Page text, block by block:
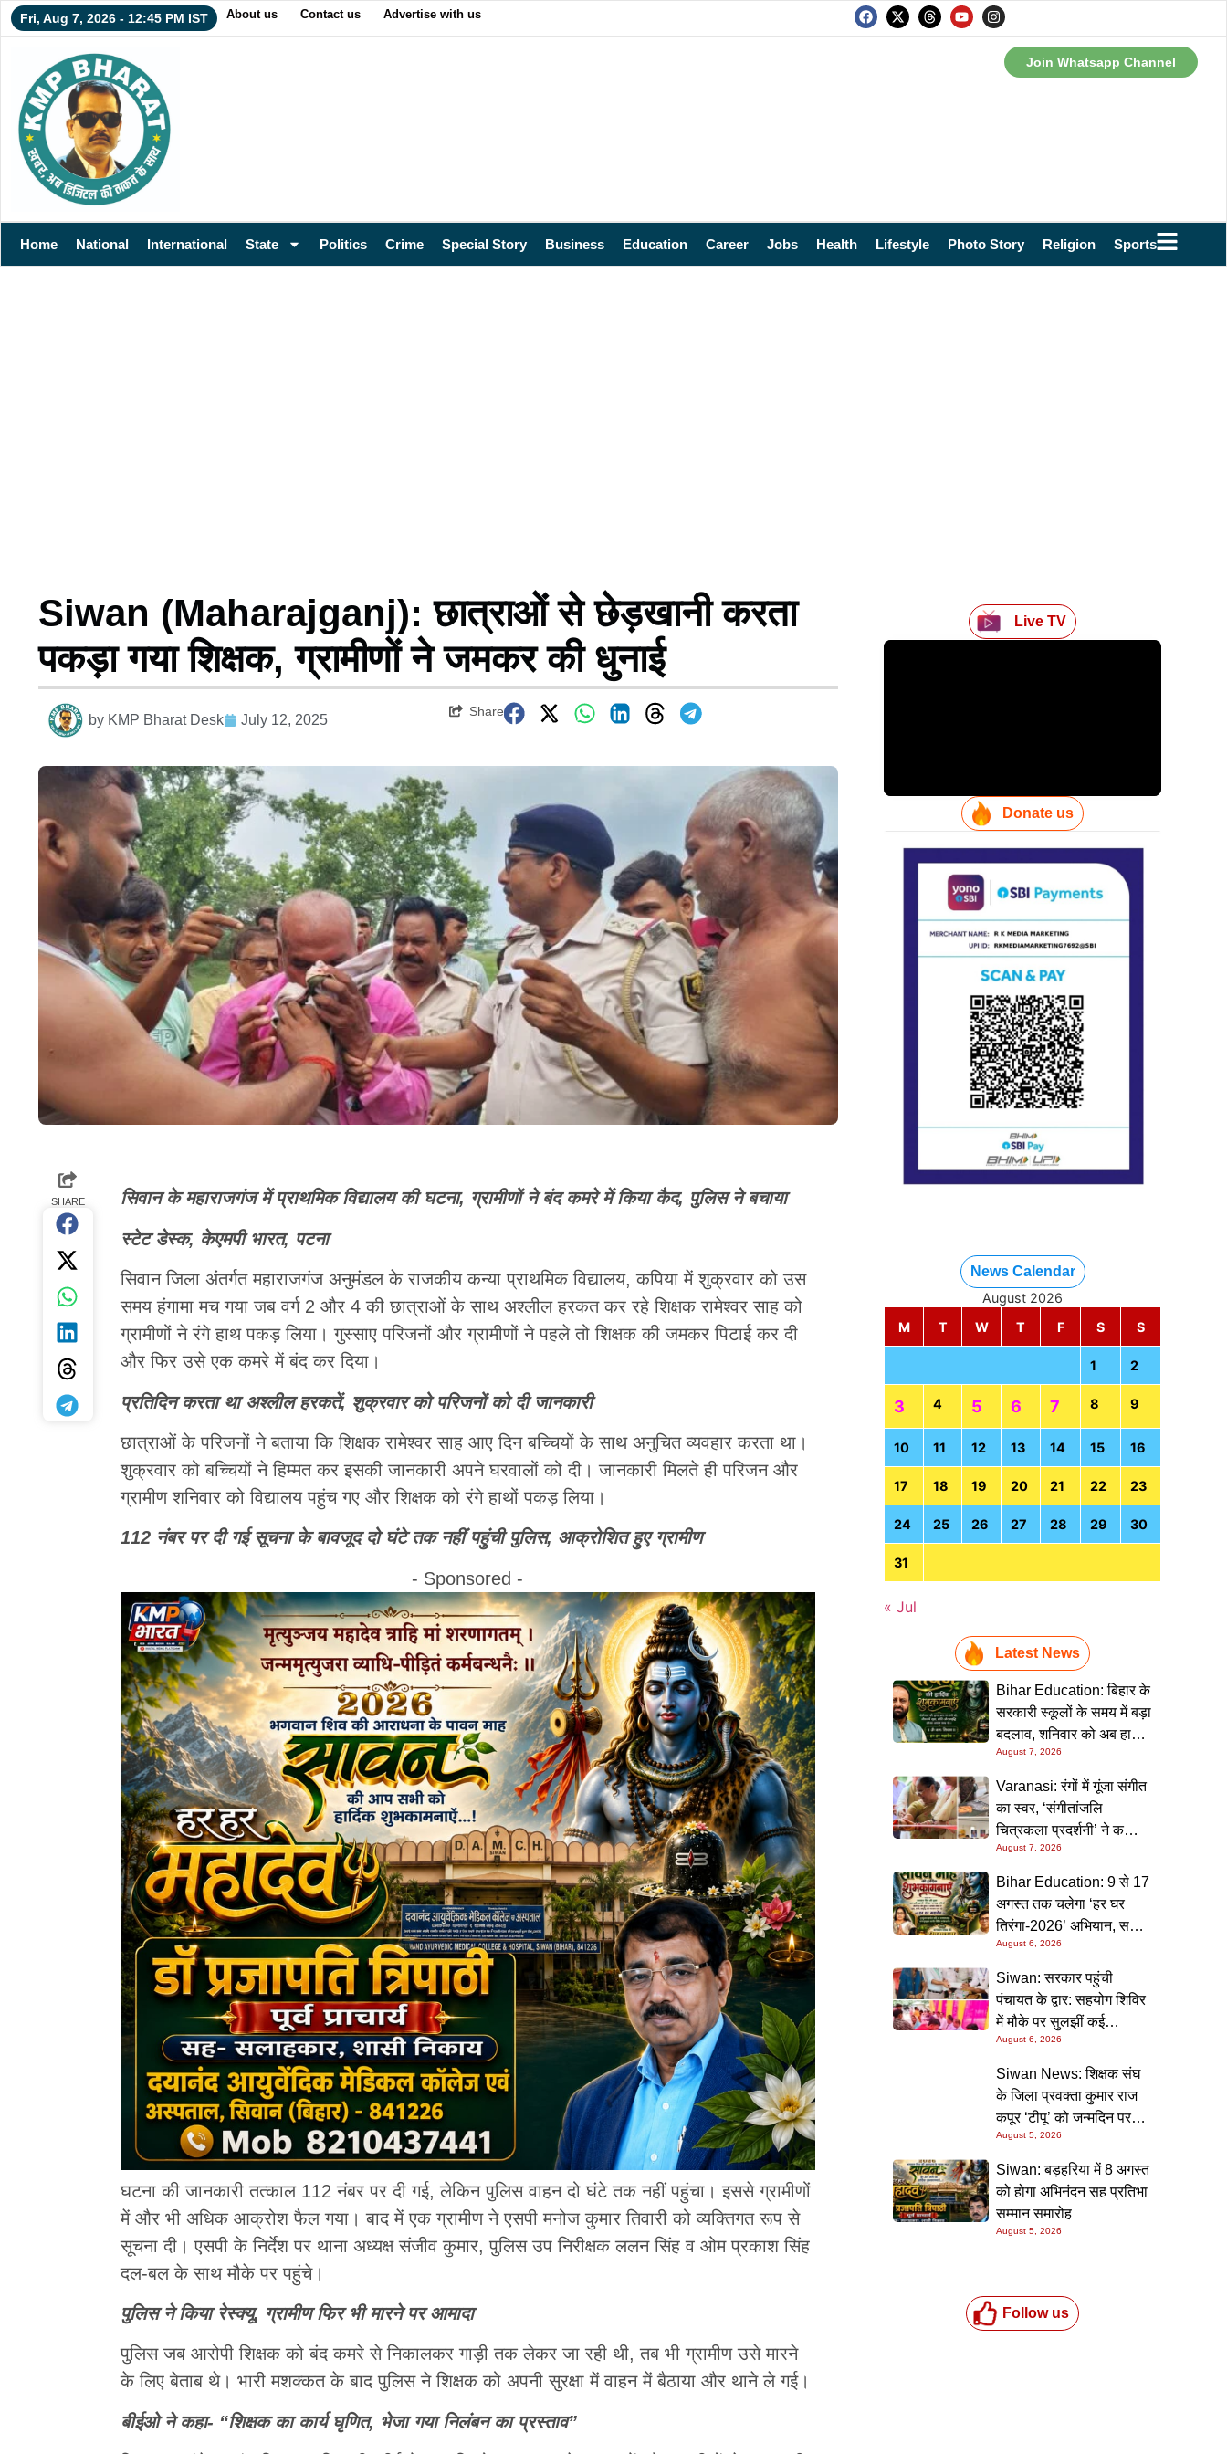
Fri, Aug 7, 2026 - 12:45 PM IST About us Contact us Advertise with us
Join Whatsapp Channel
Home National International State Politics Crime Special Story Business Education Career Jobs Health Lifestyle Photo Story Religion Sports
Siwan (Maharajganj): छात्राओं से छेड़खानी करता
पकड़ा गया शिक्षक, ग्रामीणों ने जमकर की धुनाई
by KMP Bharat Desk July 12, 2025
Share
SHARE सिवान के महाराजगंज में प्राथमिक विद्यालय की घटना, ग्रामीणों ने बंद कमरे में किया कैद, पुलिस ने बचाया
स्टेट डेस्क, केएमपी भारत, पटना
सिवान जिला अंतर्गत महाराजगंज अनुमंडल के राजकीय कन्या प्राथमिक विद्यालय, कपिया में शुक्रवार को उस
समय हंगामा मच गया जब वर्ग 2 और 4 की छात्राओं के साथ अश्लील हरकत कर रहे शिक्षक रामेश्वर साह को
ग्रामीणों ने रंगे हाथ पकड़ लिया। गुस्साए परिजनों और ग्रामीणों ने पहले तो शिक्षक की जमकर पिटाई कर दी
और फिर उसे एक कमरे में बंद कर दिया।
प्रतिदिन करता था अश्लील हरकतें, शुक्रवार को परिजनों को दी जानकारी
छात्राओं के परिजनों ने बताया कि शिक्षक रामेश्वर साह आए दिन बच्चियों के साथ अनुचित व्यवहार करता था।
शुक्रवार को बच्चियों ने हिम्मत कर इसकी जानकारी अपने घरवालों को दी। जानकारी मिलते ही परिजन और
ग्रामीण शनिवार को विद्यालय पहुंच गए और शिक्षक को रंगे हाथों पकड़ लिया।
112 नंबर पर दी गई सूचना के बावजूद दो घंटे तक नहीं पहुंची पुलिस, आक्रोशित हुए ग्रामीण
- Sponsored -
घटना की जानकारी तत्काल 112 नंबर पर दी गई, लेकिन पुलिस वाहन दो घंटे तक नहीं पहुंचा। इससे ग्रामीणों
में और भी अधिक आक्रोश फैल गया। बाद में एक ग्रामीण ने एसपी मनोज कुमार तिवारी को व्यक्तिगत रूप से
सूचना दी। एसपी के निर्देश पर थाना अध्यक्ष संजीव कुमार, पुलिस उप निरीक्षक ललन सिंह व ओम प्रकाश सिंह
दल-बल के साथ मौके पर पहुंचे।
पुलिस ने किया रेस्क्यू, ग्रामीण फिर भी मारने पर आमादा
पुलिस जब आरोपी शिक्षक को बंद कमरे से निकालकर गाड़ी तक लेकर जा रही थी, तब भी ग्रामीण उसे मारने
के लिए बेताब थे। भारी मशक्कत के बाद पुलिस ने शिक्षक को अपनी सुरक्षा में वाहन में बैठाया और थाने ले गई।
बीईओ ने कहा- “शिक्षक का कार्य घृणित, भेजा गया निलंबन का प्रस्ताव”
Live TV
Donate us
News Calendar
August 2026
M
T W T F S S
1 2
3 4 5 6 7 8 9
10 11 12 13 14 15 16
17 18 19 20 21 22 23
24 25 26 27 28 29 30
31
« Jul
Latest News
Bihar Education: बिहार के
सरकारी स्कूलों के समय में बड़ा
बदलाव, शनिवार को अब हाफ
डे रहेगा विद्यालय
August 7, 2026
Varanasi: रंगों में गूंजा संगीत
का स्वर, ‘संगीतांजलि
चित्रकला प्रदर्शनी’ ने कला
प्रेमियों को किया मंत्रमुग्ध
August 7, 2026
Bihar Education: 9 से 17
अगस्त तक चलेगा ‘हर घर
तिरंगा-2026’ अभियान, सभी
स्कूलों को दिए गए विस्तृत
निर्देश
August 6, 2026
Siwan: सरकार पहुंची
पंचायत के द्वार: सहयोग शिविर
में मौके पर सुलझीं कई
समस्याएं, 30 दिन में समाधान
की गारंटी
August 6, 2026
Siwan News: शिक्षक संघ
के जिला प्रवक्ता कुमार राज
कपूर ‘टीपू’ को जन्मदिन पर
मिली शुभकामनाओं की सौगात
August 5, 2026
Siwan: बड़हरिया में 8 अगस्त
को होगा अभिनंदन सह प्रतिभा
सम्मान समारोह
August 5, 2026
Follow us